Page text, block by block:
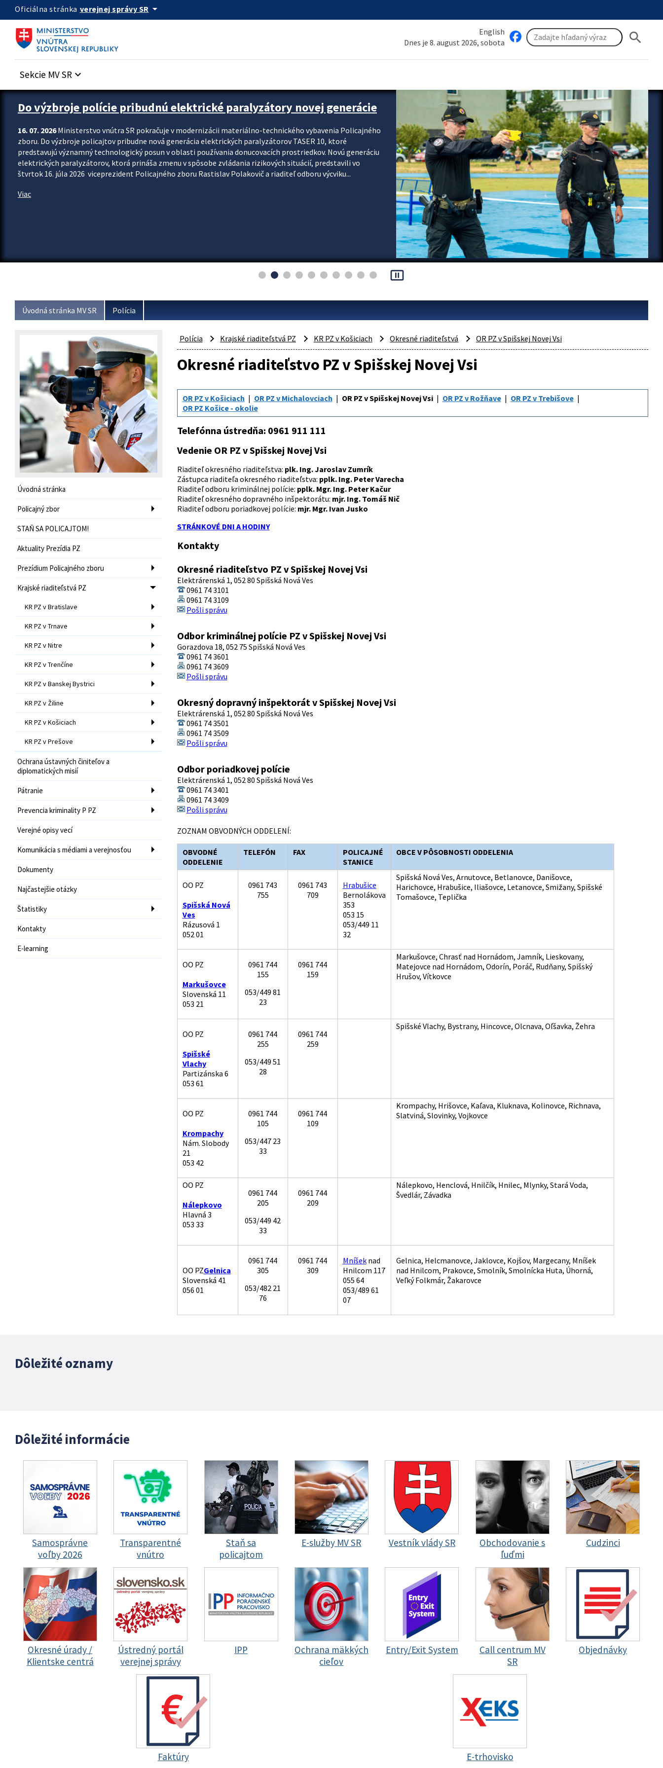
Preskocit na hlavný obsah
Oficiálna stránka verejnej správy SR arrow_drop_down
English
Dnes je 8. august 2026, sobota
search
Sekcie MV SR keyboard_arrow_down
Zastavit automatický posun upútavok
Do výzbroje polície pribudnú elektrické paralyzátory novej generácie
16. 07. 2026Ministerstvo vnútra SR pokračuje v modernizácii materiálno-technického vybavenia Policajného
zboru. Do výzbroje policajtov pribudne nová generácia elektrických paralyzátorov TASER 10, ktoré
predstavujú významný technologický posun v oblasti používania donucovacích prostriedkov. Novú generáciu
elektrických paralyzátorov, ktorá prináša zmenu v spôsobe zvládania rizikových situácií, predstavili vo
štvrtok 16. júla 2026 viceprezident Policajného zboru Rastislav Polakovič a riaditeľ odboru výcviku...
Viac
pause_presentation
Úvodná stránka MV SR Polícia
Úvodná stránka
Policajný zbor
STAŇ SA POLICAJTOM!
Aktuality Prezídia PZ
Prezídium Policajného zboru
Krajské riaditeľstvá PZ
KR PZ v Bratislave
KR PZ v Trnave
KR PZ v Nitre
KR PZ v Trenčíne
KR PZ v Banskej Bystrici
KR PZ v Žiline
KR PZ v Košiciach
KR PZ v Prešove
Ochrana ústavných činiteľov a
diplomatických misií
Pátranie
Prevencia kriminality P PZ
Verejné opisy vecí
Komunikácia s médiami a verejnosťou
Dokumenty
Najčastejšie otázky
Štatistiky
Kontakty
E-learning
Polícia Krajské riaditeľstvá PZ KR PZ v Košiciach Okresné riaditeľstvá OR PZ v Spišskej Novej Vsi
Okresné riaditeľstvo PZ v Spišskej Novej Vsi
OR PZ v Košiciach OR PZ v Michalovciach OR PZ v Spišskej Novej Vsi OR PZ v Rožňave
OR PZ v Trebišove
OR PZ Košice - okolie
Telefónna ústredňa: 0961 911 111
Vedenie OR PZ v Spišskej Novej Vsi
Riaditeľ okresného riaditeľstva: plk. Ing. Jaroslav Zumrík
Zástupca riaditeľa okresného riaditeľstva: pplk. Ing. Peter Varecha
Riaditeľ odboru kriminálnej polície: pplk. Mgr. Ing. Peter Kačur
Riaditeľ okresného dopravného inšpektorátu: mjr. Ing. Tomáš Nič
Riaditeľ odboru poriadkovej polície: mjr. Mgr. Ivan Jusko
STRÁNKOVÉ DNI A HODINY
Kontakty
Okresné riaditeľstvo PZ v Spišskej Novej Vsi
Elektrárenská 1, 052 80 Spišská Nová Ves
0961 74 3101
0961 74 3109
Pošli správu
Odbor kriminálnej polície PZ v Spišskej Novej Vsi
Gorazdova 18, 052 75 Spišská Nová Ves
0961 74 3601
0961 74 3609
Pošli správu
Okresný dopravný inšpektorát v Spišskej Novej Vsi
Elektrárenská 1, 052 80 Spišská Nová Ves
0961 74 3501
0961 74 3509
Pošli správu
Odbor poriadkovej polície
Elektrárenská 1, 052 80 Spišská Nová Ves
0961 74 3401
0961 74 3409
Pošli správu
ZOZNAM OBVODNÝCH ODDELENÍ:
OBVODNÉ
ODDELENIE
TELEFÓN FAX
POLICAJNÉ
STANICE
OBCE V PÔSOBNOSTI ODDELENIA
OO PZ
Spišská Nová
Ves
Rázusová 1
052 01
0961 743
755
0961 743
709
Hrabušice
Bernolákova
353
053 15
053/449 11
32
Spišská Nová Ves, Arnutovce, Betlanovce, Danišovce,
Harichovce, Hrabušice, Iliašovce, Letanovce, Smižany, Spišské
Tomašovce, Teplička
OO PZ
Markušovce
Slovenská 11
053 21
0961 744
155
053/449 81
23
0961 744
159
Markušovce, Chrasť nad Hornádom, Jamník, Lieskovany,
Matejovce nad Hornádom, Odorín, Poráč, Rudňany, Spišský
Hrušov, Vítkovce
OO PZ
Spišské
Vlachy
Partizánska 6
053 61
0961 744
255
053/449 51
28
0961 744
259
Spišské Vlachy, Bystrany, Hincovce, Olcnava, Oľšavka, Žehra
OO PZ
Krompachy
Nám. Slobody
21
053 42
0961 744
105
053/447 23
33
0961 744
109
Krompachy, Hrišovce, Kaľava, Kluknava, Kolinovce, Richnava,
Slatviná, Slovinky, Vojkovce
OO PZ
Nálepkovo
Hlavná 3
053 33
0961 744
205
053/449 42
33
0961 744
209
Nálepkovo, Henclová, Hnilčík, Hnilec, Mlynky, Stará Voda,
Švedlár, Závadka
OO PZGelnica
Slovenská 41
056 01
0961 744
305
053/482 21
76
0961 744
309
Mníšeknad
Hnilcom 117
055 64
053/489 61
07
Gelnica, Helcmanovce, Jaklovce, Kojšov, Margecany, Mníšek
nad Hnilcom, Prakovce, Smolník, Smolnícka Huta, Úhorná,
Veľký Folkmár, Žakarovce
Dôležité oznamy
Dôležité informácie
Samosprávne
voľby 2026
Transparentné
vnútro
Staň sa
policajtom
E-služby MV SR Vestník vlády SR
Obchodovanie s
ľuďmi
Cudzinci
Okresné úrady /
Klientske centrá
Ústredný portál
verejnej správy
IPP
Ochrana mäkkých
cieľov
Entry/Exit System
Call centrum MV
SR
Objednávky
Faktúry E-trhovisko